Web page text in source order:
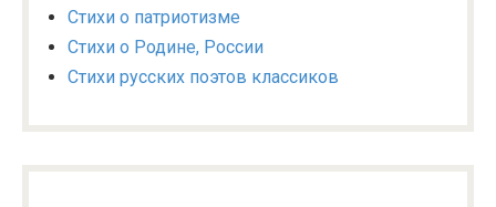
Стихи о патриотизме
Стихи о Родине, России
Стихи русских поэтов классиков